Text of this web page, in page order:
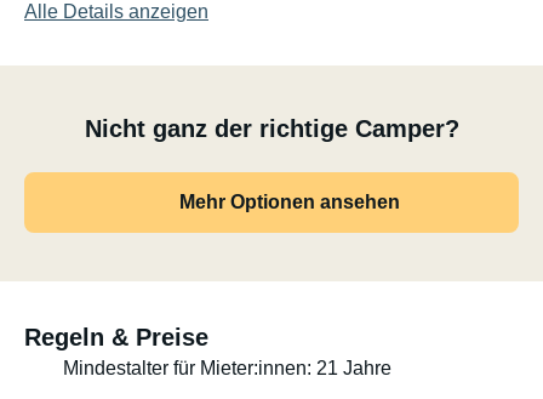
Alle Details anzeigen
Nicht ganz der richtige Camper?
Mehr Optionen ansehen
Regeln & Preise
Mindestalter für Mieter:innen: 21 Jahre